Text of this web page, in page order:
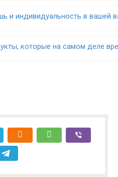
и индивидуальность в вашей
которые на самом деле